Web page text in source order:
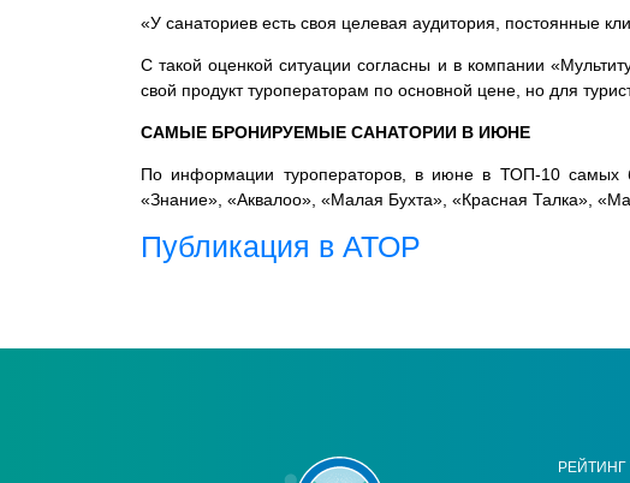
«У санаториев есть своя целевая аудитория, постоянные
С такой оценкой ситуации согласны и в компании
свой продукт туроператорам по основной цене, но для
САМЫЕ БРОНИРУЕМЫЕ САНАТОРИИ В ИЮНЕ
По информации туроператоров, в июне в ТОП-10 самых
«Знание», «Аквалоо», «Малая Бухта», «Красная Талка»,
Публикация в АТОР
РЕЙТИНГ